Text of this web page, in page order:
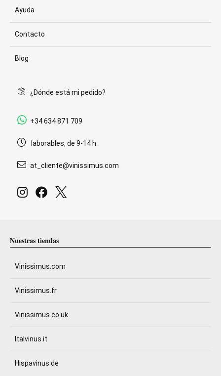
Ayuda
Contacto
Blog
¿Dónde está mi pedido?
+34 634 871 709
laborables, de 9-14 h
at_cliente@vinissimus.com
Nuestras tiendas
Vinissimus.com
Vinissimus.fr
Vinissimus.co.uk
Italvinus.it
Hispavinus.de